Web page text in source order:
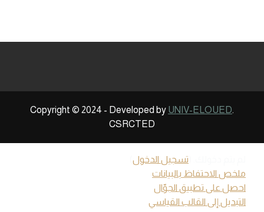
Copyright © 2024 - Developed by UNIV-ELOUED.
CSRCTED
تسجيل الدخول
ملخص الاحتفاظ بالبيانات
احصل على تطبيق الجوّال
التبديل إلى القالب القياسي